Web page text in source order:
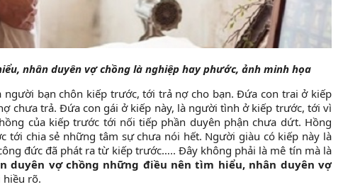
nhân duyên vợ chồng là nghiệp hay phước, ảnh minh họa
người bạn chôn kiếp trước, tới trả nợ cho bạn. Đứa con trai ở kiếp
chưa trả. Đứa con gái ở kiếp này, là người tình ở kiếp trước, tới vì
của kiếp trước tới nối tiếp phần duyên phận chưa dứt. Hồng
tới chia sẻ những tâm sự chưa nói hết. Người giàu có kiếp này là
đức đã phát ra từ kiếp trước….. Đây không phải là mê tín mà là
duyên vợ chồng những điều nên tìm hiểu, nhân duyên vợ
hiều rõ.